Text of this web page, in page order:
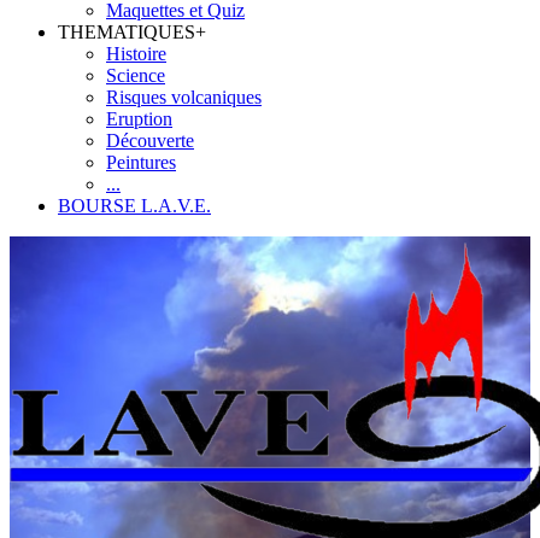
Maquettes et Quiz
THEMATIQUES+
Histoire
Science
Risques volcaniques
Eruption
Découverte
Peintures
...
BOURSE L.A.V.E.